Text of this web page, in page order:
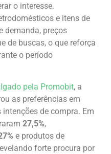
o interesse.
e itens de
demanda, preços
de buscas, o que reforça
o período
pela Promobit, a
as preferências em
intenções de compra. Em
27,5%,
e produtos de
forte procura por